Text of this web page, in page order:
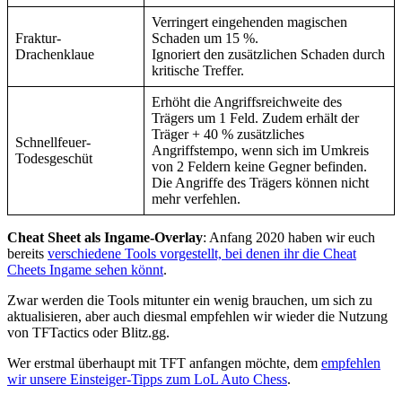
Fraktur-
Drachenklaue
Verringert eingehenden magischen
Schaden um 15 %.
Ignoriert den zusätzlichen Schaden durch
kritische Treffer.
Schnellfeuer-
Todesgeschüt
Erhöht die Angriffsreichweite des
Trägers um 1 Feld. Zudem erhält der
Träger + 40 % zusätzliches
Angriffstempo, wenn sich im Umkreis
von 2 Feldern keine Gegner befinden.
Die Angriffe des Trägers können nicht
mehr verfehlen.
Cheat Sheet als Ingame-Overlay: Anfang 2020 haben wir euch
bereits verschiedene Tools vorgestellt, bei denen ihr die Cheat
Cheets Ingame sehen könnt.
Zwar werden die Tools mitunter ein wenig brauchen, um sich zu
aktualisieren, aber auch diesmal empfehlen wir wieder die Nutzung
von TFTactics oder Blitz.gg.
Wer erstmal überhaupt mit TFT anfangen möchte, dem empfehlen
wir unsere Einsteiger-Tipps zum LoL Auto Chess.